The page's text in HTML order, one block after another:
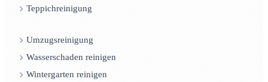
Teppichreinigung
Umzugsreinigung
Wasserschaden reinigen
Wintergarten reinigen